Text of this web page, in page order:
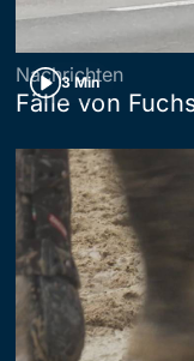
3 Min
Nachrichten
Fälle von